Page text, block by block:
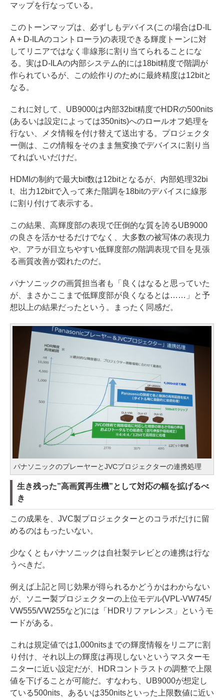
マップを行なっている。
このトーンマップは、必ずしもデバイス(この場合はD-IL
A + D-ILAのコントローラ)の表現できる輝度トーンに対
してリニアではなく非線形に割り当てられることにな
る。実はD-ILAの内部システム的には18bit精度で階調が
作られているが、この絵作りのために最終精度は12bitと
なる。
これに対して、UB9000は内部32bit精度でHDRの500nits
(あるいは設定によっては350nits)へのロールオフ処理を
行ない、メタ情報を付け替えて送出する。プロジェクタ
ー側は、この情報をそのまま無変換でデバイスに割り当
てればいいだけだ。
HDMIの制約で最大bit数は12bitとなるが、内部処理32bi
t、出力12bitで入って来た階調を18bitのデバイスに線形
に割り付けて表示する。
この結果、高輝度部の表現で圧倒的な質を誇るUB9000
の良さを活かせるだけでなく、大多数の被写体の表現力
や、アラが目立ちやすい低輝度部の階調表現で目を見張
る画質改善が図れたのだ。
パナソニックの画質担当者も「良くはなると思っていた
が、まさかここまで低輝度部が良くなるとは……」と予
想以上の結果だったという。まったく同感だ。
パナソニックのプレーヤーとJVCプロジェクターの連携処理
生き残った”高画質再生機”として対応の幅を拡げるべ
き
この成果を、JVC製プロジェクターとのコラボだけに留
めるのはもったいない。
少なくともパナソニックは自社製テレビとの連携は行な
うべきだ。
例えば上記と同じ効果が得られるかどうかはわからない
が、ソニー製プロジェクターの上位モデル(VPL-VW745/
VW555/VW255など)には「HDRリファレンス」というモ
ードがある。
これは規定値では1,000nitsまでの輝度情報をリニアに割
り付け、それ以上の輝度は再現しないというマスターモ
ニターに近い設定だが、HDRコントラストの調整で上限
値を下げることが可能だ。すなわち、UB9000が想定し
ている500nits、あるいは350nitsといった上限数値に近い